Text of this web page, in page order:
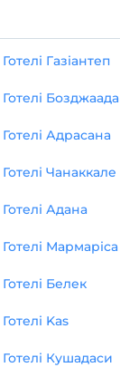
Готелі Газіантеп
Готелі Бозджаада
Готелі Адрасана
Готелі Чанаккале
Готелі Адана
Готелі Мармаріса
Готелі Белек
Готелі Kas
Готелі Кушадаси